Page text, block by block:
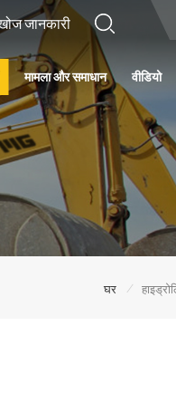
मामला और समाधान वीडियो
घर /